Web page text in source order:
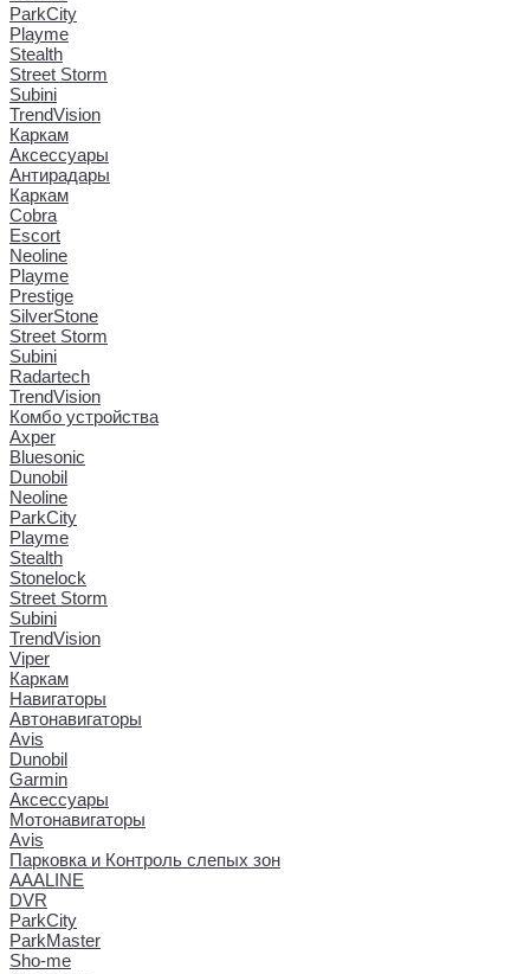
ParkCity
Playme
Stealth
Street Storm
Subini
TrendVision
Каркам
Аксессуары
Антирадары
Каркам
Cobra
Escort
Neoline
Playme
Prestige
SilverStone
Street Storm
Subini
Radartech
TrendVision
Комбо устройства
Axper
Bluesonic
Dunobil
Neoline
ParkCity
Playme
Stealth
Stonelock
Street Storm
Subini
TrendVision
Viper
Каркам
Навигаторы
Автонавигаторы
Avis
Dunobil
Garmin
Аксессуары
Мотонавигаторы
Avis
Парковка и Контроль слепых зон
AAALINE
DVR
ParkCity
ParkMaster
Sho-me